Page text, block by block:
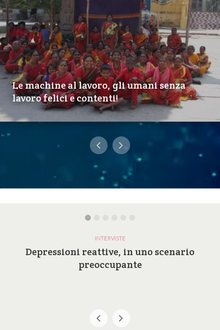
Le machine al lavoro, gli umani senza
lavoro felici e contenti!
INTERVISTE
Depressioni reattive, in uno scenario
preoccupante